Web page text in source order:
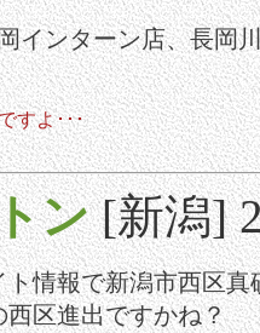
ンターン店、長岡
すよ･･･
ン [新潟]
ト情報で新潟市西区
区進出ですかね？